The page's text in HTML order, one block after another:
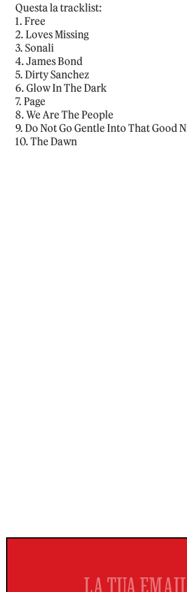
Questa la tracklist:
1. Free
2. Loves Missing
3. Sonali
4. James Bond
5. Dirty Sanchez
6. Glow In The Dark
7. Page
8. We Are The People
9. Do Not Go Gentle Into That Good
10. The Dawn